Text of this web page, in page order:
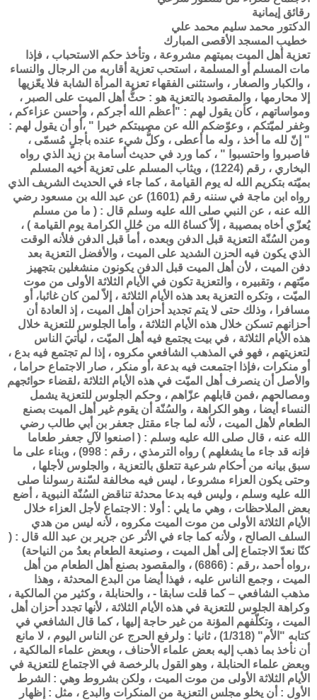
رقائق إيمانية
الدكتور محمد سليم محمد علي
خطيب المسجد الأقصى المبارك
تعزية أهل الميت بميتهم مشروعة ، وتأخذ حكم الاستحباب ، فإذا
مات المسلم أو المسلمة ، استحب تعزية أقاربه من الرجال والنساء
، والكبار والصغار ، واستثنى الفقهاء تعزية المرأة الشابة فلا يعّزيها
إلا محارمها ، والمقصود بالتعزية هو : حثُّ أهل الميت على الصبر ،
ومواساتهم ، كأن يقول لهم : "أعظم الله أجركم ، وأحسن عزاءكم ،
وغفر لميّتكم ، وعوّضكم الله عن مصيبتكم خيرا " ،أو أن يقول لهم :
" إنّ لله ما أخذ ، وله ما أعطى ، وكلُّ شيء عنده بأجلٍ مُسمّى ،
فاصبروا واحتسبوا " ، كما ورد في حديث أسامة بن زيد الذي رواه
البخاري ، رقم (1224) ، ويثاب المسلم على تعزية أخيه المسلم
بميّته بتكريم الله له يوم القيامة ، كما جاء في الحديث الشريف الذي
رواه ابن ماجة في سننه رقم (1601) عن عبد الله بن مسعود رضي
الله عنه ، عن النبي صلى الله عليه وسلم قال : ( ما من مسلم
يُعزّي أخاه بمصيبة ، إلاّ كساهُ الله من حُللِ الكرامة يوم القيامة ) ،
ومن السُنّة التعزية قبل الدفن وبعده ، أما قبل الدفن فلأنه الوقت
الذي يكون فيه الحزن الشديد على الميت ، والأفضل التعزية بعد
دفن الميت ، لأن أهل الميت قبل الدفن يكونون منشغلين بتجهيز
ميّتهم ، وتقبيره ، والتعزية تكون في الأيام الثلاثة الأولى من موت
الميّت ، وتكره التعزية بعد هذه الأيام الثلاثة ، إلاّ لمن كان غائبا، أو
مسافرا ، وذلك حتى لا يتم تجديد أحزان أهل الميت ، إذ العادة أن
أحزانهم تسكن خلال هذه الأيام الثلاثة ، وأما الجلوس للتعزية خلال
هذه الأيام الثلاثة ، في بيت يجتمع فيه أهل الميّت ، ليأتيَ الناس
لتعزيتهم ، فهو في المذهب الشافعي مكروه ، إذا لم تجتمع فيه بدع ،
أو منكرات ،فإذا اجتمعت فيه بدعة ،أو منكر ، صار الاجتماع حراما ،
والأصل أن ينصرف أهل الميّت في هذه الأيام الثلاثة ،لقضاء حوائجهم
ومصالحهم ،فمن قابلهم عزّاهم ، وحكم الجلوس للتعزية يشمل
النساء أيضا ، وهو الكراهة ، والسُنّة أن يقوم غير أهل الميت بصنع
الطعام لأهل الميت ، لأنه لما جاء مقتل جعفر بن أبي طالب رضي
الله عنه ، قال صلى الله عليه وسلم : ( اصنعوا لآلِ جعفر طعاما
فإنه قد جاء ما يشغلهم ) رواه الترمذي ، رقم : 998) ، وبناء على ما
سبق بيانه من أحكام شرعية تتعلق بالتعزية ، والجلوس لأجلها ،
وحتى يكون العزاء مشروعا ، ليس فيه مخالفة لسّنة رسولنا صلى
الله عليه وسلم ، وليس فيه بدعا محدثة تناقض السُنّة النبوية ، أضع
بعض الملاحظات ، وهي ما يلي : أولا : الاجتماع لأجل العزاء خلال
الأيام الثلاثة الأولى من موت الميت مكروه ، لأنه ليس من هدي
السلف الصالح ، ولأنه كما جاء في الأثر عن جرير بن عبد الله قال : (
كنّا نعدّ الاجتماع إلى أهل الميت ، وصنيعة الطعام بعدُ من النياحة)
،رواه أحمد ،رقم : (6866) ، والمقصود بصنع أهل الطعام من أهل
الميت ، وجمع الناس عليه ، فهذا أيضا من البدع المحدثة ، وهذا
مذهب الشافعي – كما قلت سابقا - ، والحنابلة ، وكثير من المالكية ،
وكراهة الجلوس للتعزية في هذه الأيام الثلاثة ، لأنها تجدد أحزان أهل
الميت ، وتكلّفهم المؤنة من غير حاجة إليها ، كما قال الشافعي في
كتابه "الأم" (1/318) ، ثانيا : ولرفع الحرج عن الناس اليوم ، لا مانع
أن نأخذ بما ذهب إليه بعض علماء الأحناف ، وبعض علماء المالكية ،
وبعض علماء الحنابلة ، وهو القول بالرخصة في الاجتماع للتعزية في
الأيام الثلاثة الأولى من موت الميت ، ولكن بشروط وهي : الشرط
الأول : أن يخلو مجلس التعزية من المنكرات والبدع ، مثل : إظهار